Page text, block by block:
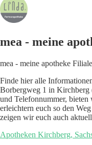
mea - meine
mea - meine apotheke
Finde hier alle
Borbergweg 1 in Kirchberg
und Telefonnummer,
erleichtern euch so den
zeigen wir euch auch
Apotheken Kirchberg,